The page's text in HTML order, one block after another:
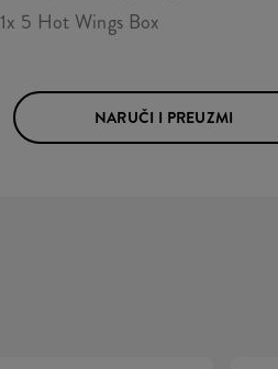
1x 5 Hot Wings Box
NARUČI I PREUZMI